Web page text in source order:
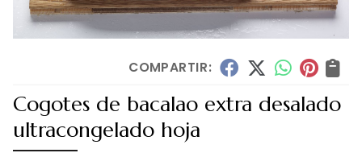
COMPARTIR:
Cogotes de bacalao extra desalado
ultracongelado hoja